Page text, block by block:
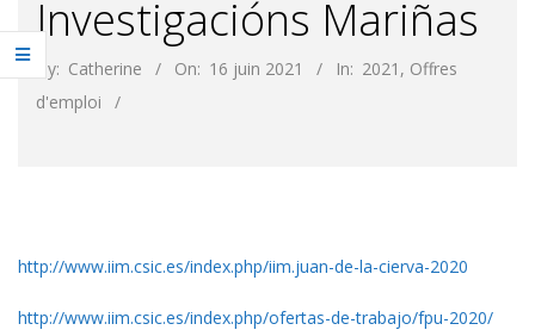
Investigacións Mariñas
By: Catherine On: 16 juin 2021 In: 2021 , Offres
d'emploi
http://www.iim.csic.es/index.php/iim.juan-de-la-cierva-2020
http://www.iim.csic.es/index.php/ofertas-de-trabajo/fpu-2020/